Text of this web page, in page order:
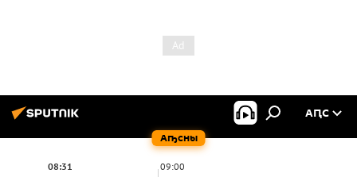
Аҧсны
АԤС
09:00
08:31